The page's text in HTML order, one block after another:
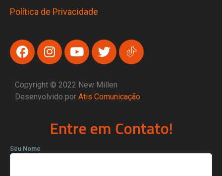
Política de Privacidade
Copyright © 2022 New Millen
Desenvolvido por Atis Comunicação
Entre em Contato!
Seu Nome